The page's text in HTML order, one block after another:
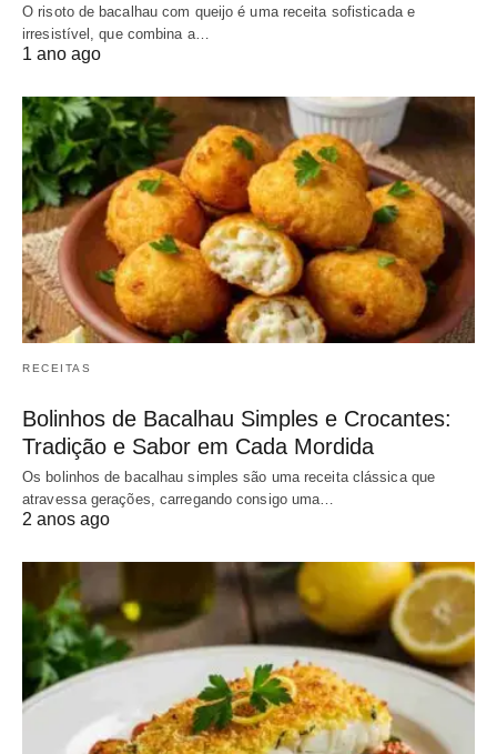
O risoto de bacalhau com queijo é uma receita sofisticada e
irresistível, que combina a…
1 ano ago
RECEITAS
Bolinhos de Bacalhau Simples e Crocantes:
Tradição e Sabor em Cada Mordida
Os bolinhos de bacalhau simples são uma receita clássica que
atravessa gerações, carregando consigo uma…
2 anos ago